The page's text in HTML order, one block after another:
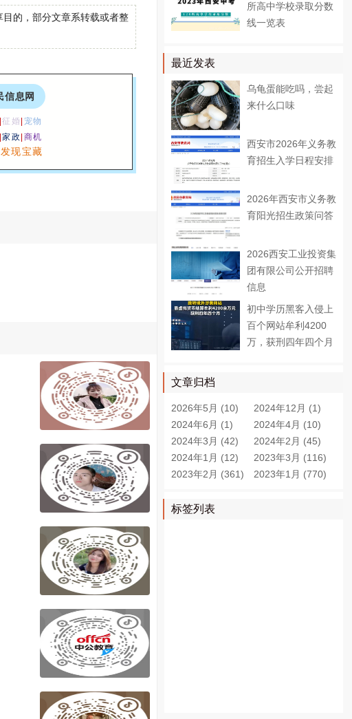
的，部分文章系转载或者整
信息网
|征婚 宠物
|家政 商机
现宝藏
所高中学校录取分数
线一览表
最近发表
乌龟蛋能吃吗，尝起
来什么口味
西安市2026年义务教
育招生入学日程安排
2026年西安市义务教
育阳光招生政策问答
2026西安工业投资集
团有限公司公开招聘
信息
初中学历黑客入侵上
百个网站牟利4200
万，获刑四年四个月
文章归档
2026年5月 (10)
2024年12月 (1)
2024年6月 (1)
2024年4月 (10)
2024年3月 (42)
2024年2月 (45)
2024年1月 (12)
2023年3月 (116)
2023年2月 (361)
2023年1月 (770)
标签列表